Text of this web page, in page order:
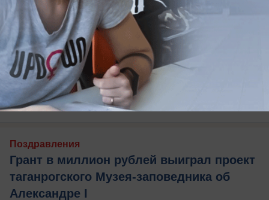
вчера в 13:00
Поздравления
Грант в миллион рублей выиграл проект
таганрогского Музея-заповедника об
Александре I